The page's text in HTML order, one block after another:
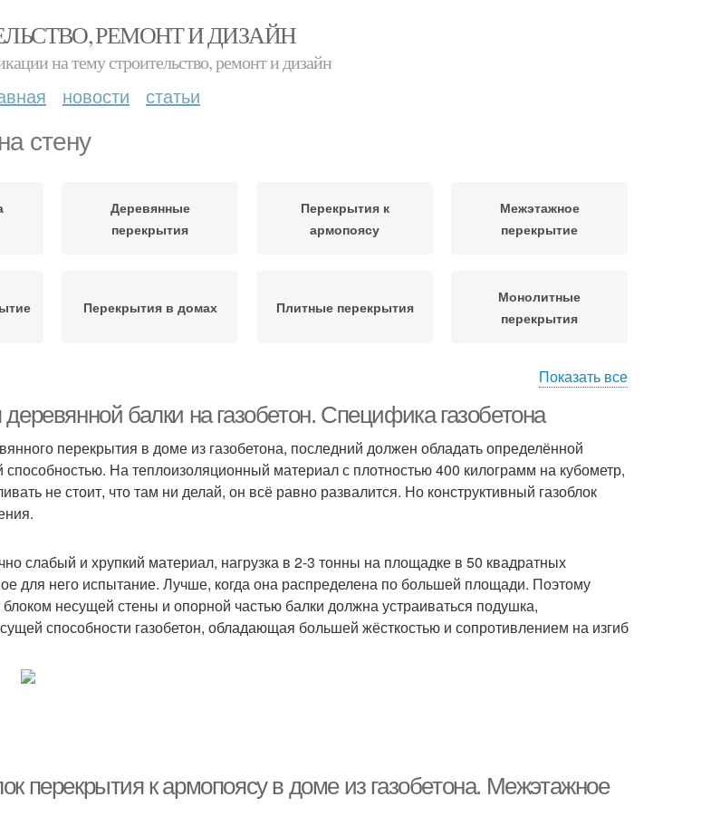
РЕМОНТ И ДИЗАЙН
на тему строительство, ремонт и дизайн
новости статьи
стену
Деревянные
перекрытия
Перекрытия к
армопоясу
Межэтажное
перекрытие
Перекрытия в домах Плитные перекрытия
Монолитные
перекрытия
перекрытие
Перекрытия с
использованием
Перекрытия в доме
Показать все
балки на газобетон. Специфика газобетона
перекрытия в доме из газобетона, последний должен обладать определённой
На теплоизоляционный материал с плотностью 400 килограмм на кубометр,
не стоит, что там ни делай, он всё равно развалится. Но конструктивный газоблок
слабый и хрупкий материал, нагрузка в 2-3 тонны на площадке в 50 квадратных
для него испытание. Лучше, когда она распределена по большей площади. Поэтому
несущей стены и опорной частью балки должна устраиваться подушка,
способности газобетон, обладающая большей жёсткостью и сопротивлением на изгиб
перекрытия к армопоясу в доме из газобетона. Межэтажное